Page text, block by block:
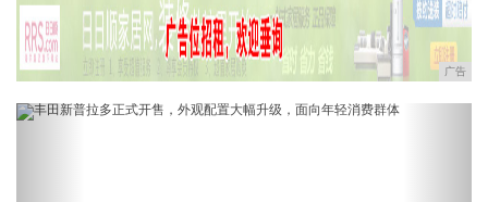
广告
Previous